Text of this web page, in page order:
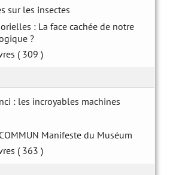
sur les insectes
: La face cachée de notre
?
( 309 )
: les incroyables machines
Manifeste du Muséum
( 363 )